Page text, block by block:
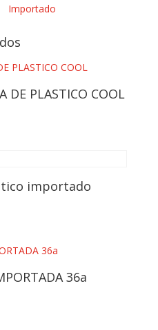
Importado
DE PLASTICO COOL
importado
36a